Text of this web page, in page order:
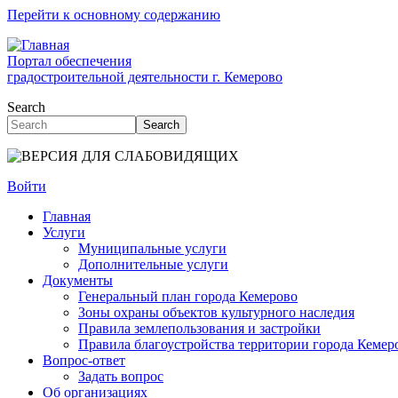
Перейти к основному содержанию
Портал обеспечения
градостроительной деятельности г. Кемерово
Search
Search
Войти
Главная
Услуги
Муниципальные услуги
Дополнительные услуги
Документы
Генеральный план города Кемерово
Зоны охраны объектов культурного наследия
Правила землепользования и застройки
Правила благоустройства территории города
Вопрос-ответ
Задать вопрос
Об организациях